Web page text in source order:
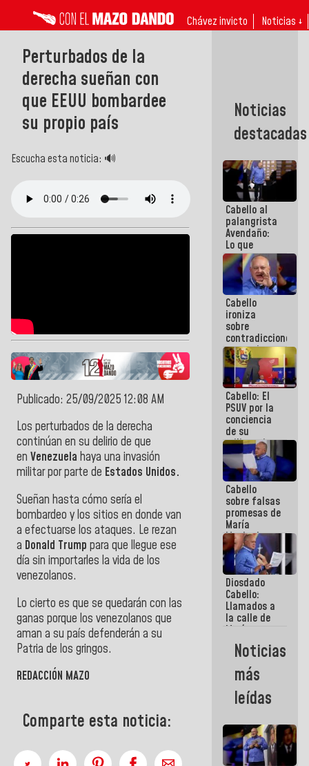
Chávez invicto Noticias ↓
Perturbados de la
derecha sueñan con
que EEUU bombardee
su propio país
Escucha esta noticia: 🔊
Publicado: 25/09/2025 12:08 AM
Los perturbados de la derecha
continúan en su delirio de que
en Venezuela haya una invasión
militar por parte de Estados Unidos.
Sueñan hasta cómo sería el
bombardeo y los sitios en donde van
a efectuarse los ataques. Le rezan
a Donald Trump para que llegue ese
día sin importarles la vida de los
venezolanos.
Lo cierto es que se quedarán con las
ganas porque los venezolanos que
aman a su país defenderán a su
Patria de los gringos.
REDACCIÓN MAZO
Comparte esta noticia:
Noticias
destacadas
Cabello al
palangrista
Avendaño:
Lo que
vayas a
escribir
hazlo hoy
por que no
sabemos si
la semana
que viene
hay
programa
Cabello
ironiza
sobre
contradicciones
y mentiras
de María
Machado:
¡Créanle!
Cabello: El
PSUV por la
conciencia
de su
militancia
es la
organización
política más
sólida de
Venezuela
Cabello
sobre falsas
promesas de
María
Machado:
¿Quién le
puede creer?
¿Y la gente
que ella iba
a salvar en
La Guaira?
Diosdado
Cabello:
Llamados a
la calle de
María
Machado se
estrellaron
de frente
contra el
Pueblo
Noticias
más
leídas